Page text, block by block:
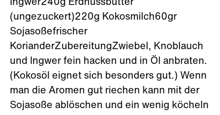
Ingwer240g Erdnussbutter
(ungezuckert)220g Kokosmilch60gr
Sojasoßefrischer
KorianderZubereitungZwiebel, Knoblauch
und Ingwer fein hacken und in Öl anbraten.
(Kokosöl eignet sich besonders gut.) Wenn
man die Aromen gut riechen kann mit der
Sojasoße ablöschen und ein wenig köcheln